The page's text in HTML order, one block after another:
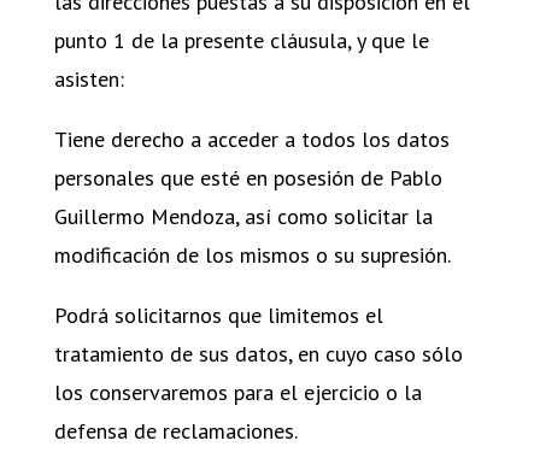
punto 1 de la presente cláusula, y que le
asisten:
Tiene derecho a acceder a todos los datos
personales que esté en posesión de Pablo
Guillermo Mendoza, así como solicitar la
modificación de los mismos o su supresión.
Podrá solicitarnos que limitemos el
tratamiento de sus datos, en cuyo caso sólo
los conservaremos para el ejercicio o la
defensa de reclamaciones.